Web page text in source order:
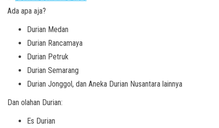
Ada apa aja?
Durian Medan
Durian Rancamaya
Durian Petruk
Durian Semarang
Durian Jonggol, dan Aneka Durian Nusantara lainnya
Dan olahan Durian:
Es Durian